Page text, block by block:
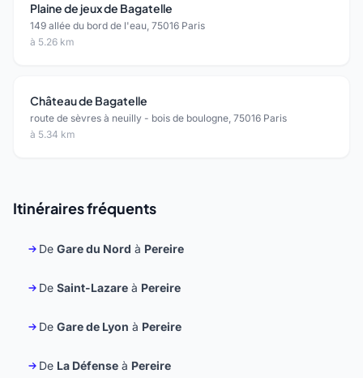
Plaine de jeux de Bagatelle
149 allée du bord de l'eau, 75016 Paris
à 5.26 km
Château de Bagatelle
route de sèvres à neuilly - bois de boulogne, 75016 Paris
à 5.34 km
Itinéraires fréquents
De Gare du Nord à Pereire
De Saint-Lazare à Pereire
De Gare de Lyon à Pereire
De La Défense à Pereire